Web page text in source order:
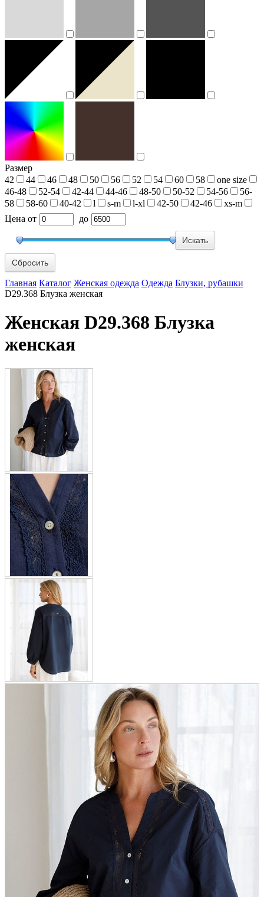
Размер
42
44 46 48 50 56 52 54 60 58
one size
46-48
52-54 42-44 44-46 48-50 50-52 54-56
56-
58
58-60 40-42 l s-m l-xl 42-50 42-46
xs-m
Цена от до
Сбросить
Главная Каталог Женская одежда Одежда Блузки, рубашки
D29.368 Блузка женская
Женская D29.368 Блузка
женская